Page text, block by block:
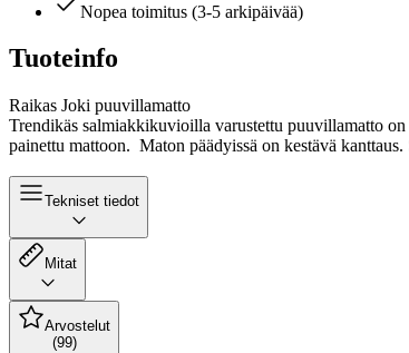
Nopea toimitus (3-5 arkipäivää)
Tuoteinfo
Raikas Joki puuvillamatto
Trendikäs salmiakkikuvioilla varustettu puuvillamatto
painettu mattoon. Maton päädyissä on kestävä
Tekniset tiedot
Mitat
Arvostelut
(99)